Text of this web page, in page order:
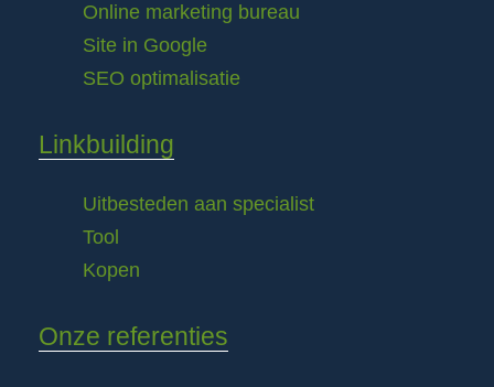
Online marketing bureau
Site in Google
SEO optimalisatie
Linkbuilding
Uitbesteden aan specialist
Tool
Kopen
Onze referenties